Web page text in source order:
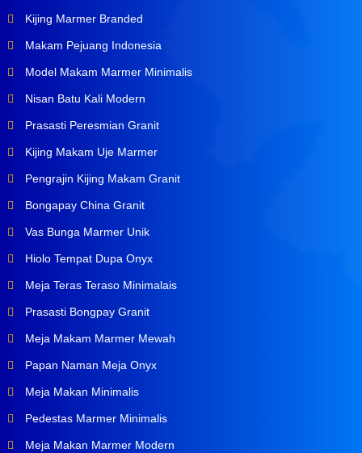
Kijing Marmer Branded
Makam Pejuang Indonesia
Model Makam Marmer Minimalis
Nisan Batu Kali Modern
Prasasti Peresmian Granit
Kijing Makam Uje Marmer
Pengrajin Kijing Makam Granit
Bongapay China Granit
Vas Bunga Marmer Unik
Hiolo Tempat Dupa Onyx
Meja Teras Teraso Minimalais
Prasasti Bongpay Granit
Meja Makam Marmer Mewah
Papan Naman Meja Onyx
Meja Makan Minimalis
Pedestas Marmer Minimalis
Meja Makan Marmer Modern